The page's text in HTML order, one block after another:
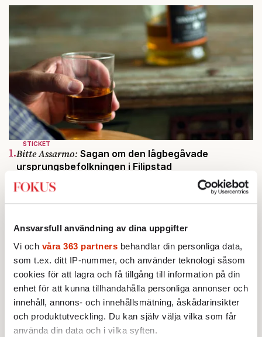
Ansvarsfull användning av dina uppgifter
Vi och våra 363 partners behandlar din personliga data,
som t.ex. ditt IP-nummer, och använder teknologi såsom
cookies för att lagra och få tillgång till information på din
enhet för att kunna tillhandahålla personliga annonser och
innehåll, annons- och innehållsmätning, åskådarinsikter
och produktutveckling. Du kan själv välja vilka som får
använda din data och i vilka syften.
STICKET
1.Bitte Assarmo: Sagan om den lågbegåvade
ursprungsbefolkningen i Filipstad
2.Sakine Madon:
Efter islamistdådet oroar sig
UTRIKES
4. Därför liknar Putin både tsaren och Stalin
Av: Bengt Jangfeldt
STICKET
5. Johan Romin:Varför ställs aldrig dessa frågor?
6.Johan Hakelius:DN-rubriken visar vad som sägs
mellan raderna